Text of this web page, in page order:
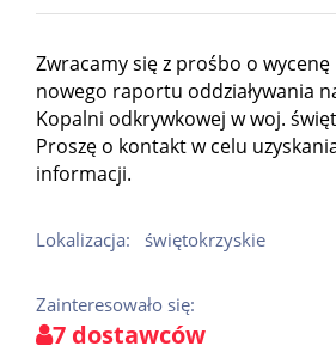
Zwracamy się z prośbo o
nowego raportu oddziaływania
Kopalni odkrywkowej w woj.
Proszę o kontakt w celu
informacji.
Lokalizacja: świętokrzyskie
Zainteresowało się:
7 dostawców